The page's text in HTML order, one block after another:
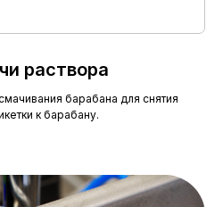
тары
900±50 мм
ленты
пластик
раствора
барабана для снятия
к барабану.